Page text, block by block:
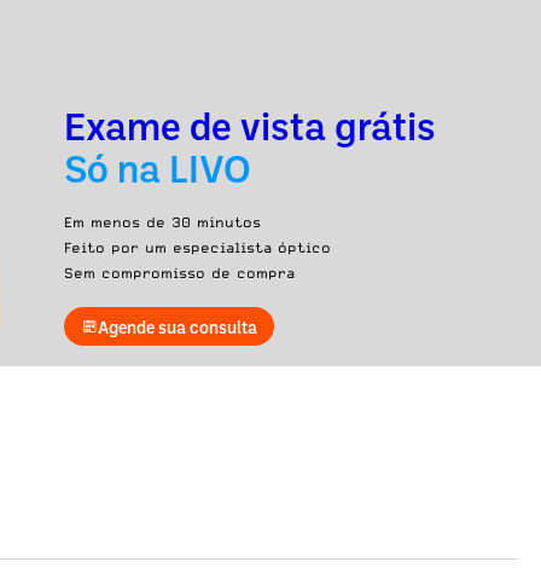
Exame de vista grátis
Só na LIVO
Em menos de 30 minutos
Feito por um especialista óptico
Sem compromisso de compra
Agende sua consulta